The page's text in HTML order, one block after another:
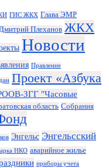
ГИС ЖКХ Глава ЭМР
Дмитрий Плеханов ЖКХ
Новости
Правление
Проект «Азбука
ЗГГ "Часовые
область Собрания
Энгельс Энгельсский
НКО аварийное жилье
приборы учета